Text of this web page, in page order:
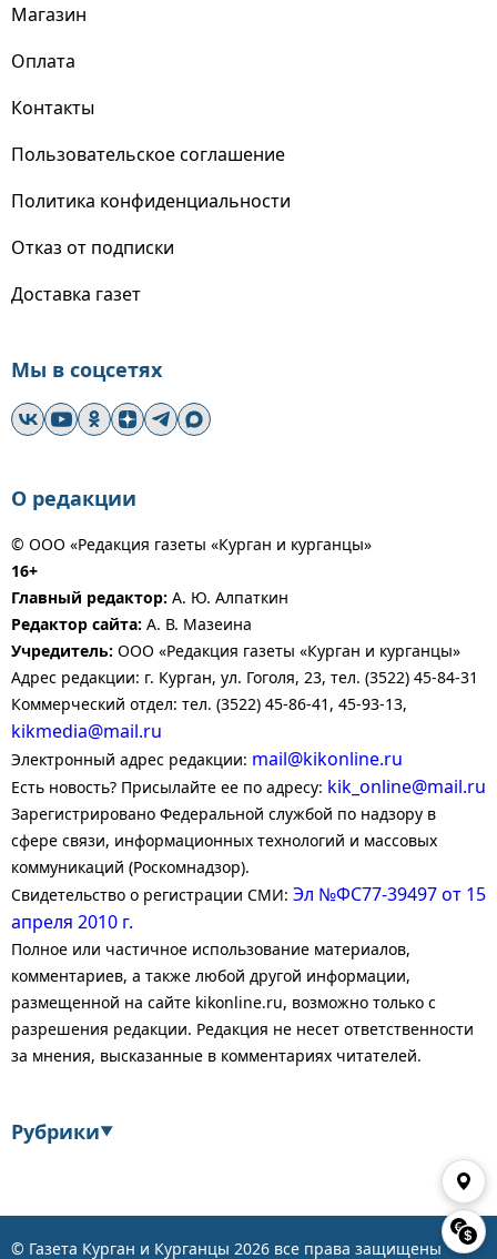
Магазин
Оплата
Контакты
Пользовательское соглашение
Политика конфиденциальности
Отказ от подписки
Доставка газет
Мы в соцсетях
О редакции
© ООО «Редакция газеты «Курган и курганцы»
16+
Главный редактор: А. Ю. Алпаткин
Редактор сайта: А. В. Мазеина
Учредитель: ООО «Редакция газеты «Курган и курганцы»
Адрес редакции: г. Курган, ул. Гоголя, 23, тел. (3522) 45-84-31
Коммерческий отдел: тел. (3522) 45-86-41, 45-93-13,
kikmedia@mail.ru
Электронный адрес редакции: mail@kikonline.ru
Есть новость? Присылайте ее по адресу: kik_online@mail.ru
Зарегистрировано Федеральной службой по надзору в
сфере связи, информационных технологий и массовых
коммуникаций (Роскомнадзор).
Свидетельство о регистрации СМИ: Эл №ФС77-39497 от 15
апреля 2010 г.
Полное или частичное использование материалов,
комментариев, а также любой другой информации,
размещенной на сайте kikonline.ru, возможно только с
разрешения редакции. Редакция не несет ответственности
за мнения, высказанные в комментариях читателей.
Рубрики▼
© Газета Курган и Курганцы 2026 все права защищены